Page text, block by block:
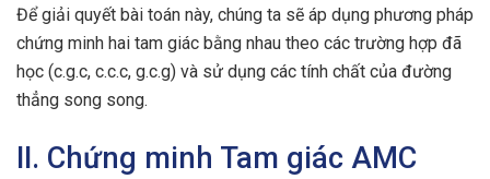
Để giải quyết bài toán này, chúng ta sẽ áp dụng phương pháp
chứng minh hai tam giác bằng nhau theo các trường hợp đã
học (c.g.c, c.c.c, g.c.g) và sử dụng các tính chất của đường
thẳng song song.
II. Chứng minh Tam giác AMC